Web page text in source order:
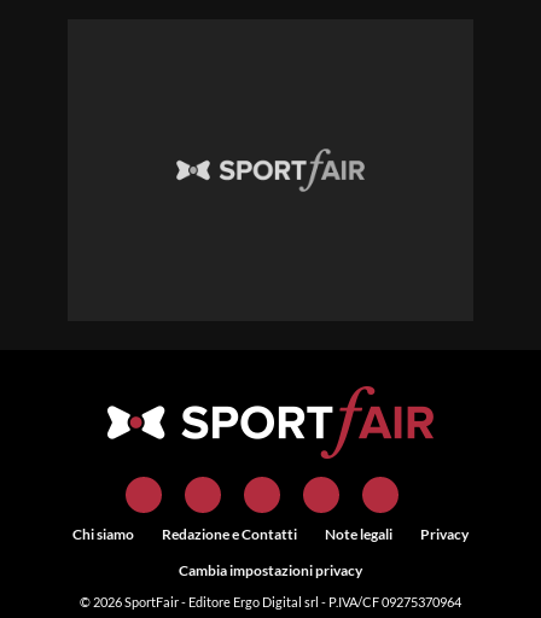
Chi siamo Redazione e Contatti Note legali
Privacy
Cambia impostazioni privacy
© 2026SportFair- Editore Ergo Digital srl - P.IVA/CF 09275370964